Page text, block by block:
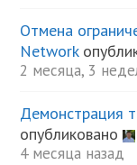
Отмена
Network
2 месяца, 3
Демонстрация
опубликовано
4 месяца назад